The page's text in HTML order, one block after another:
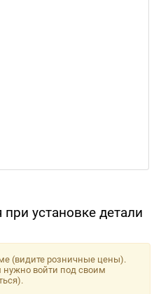
установке детали
(видите розничные цены).
нужно войти под своим